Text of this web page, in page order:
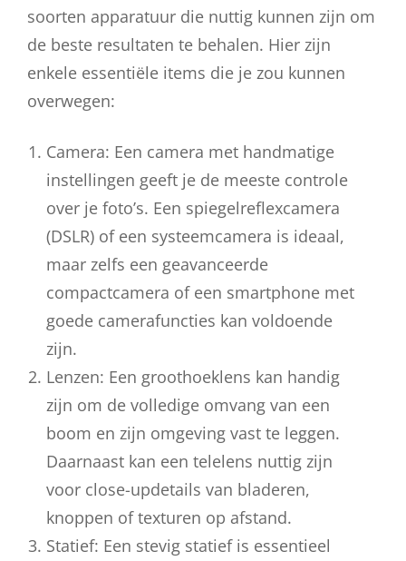
soorten apparatuur die nuttig kunnen zijn om
de beste resultaten te behalen. Hier zijn
enkele essentiële items die je zou kunnen
overwegen:
Camera: Een camera met handmatige
instellingen geeft je de meeste controle
over je foto’s. Een spiegelreflexcamera
(DSLR) of een systeemcamera is ideaal,
maar zelfs een geavanceerde
compactcamera of een smartphone met
goede camerafuncties kan voldoende
zijn.
Lenzen: Een groothoeklens kan handig
zijn om de volledige omvang van een
boom en zijn omgeving vast te leggen.
Daarnaast kan een telelens nuttig zijn
voor close-updetails van bladeren,
knoppen of texturen op afstand.
Statief: Een stevig statief is essentieel